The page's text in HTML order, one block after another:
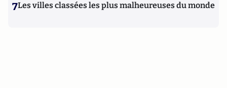
7Les villes classées les plus malheureuses du monde